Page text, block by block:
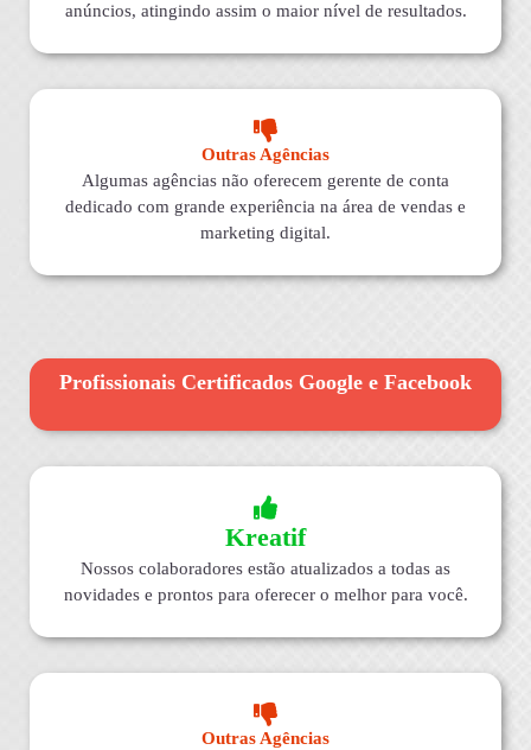
anúncios, atingindo assim o maior nível de resultados.
Outras Agências
Algumas agências não oferecem gerente de conta
dedicado com grande experiência na área de vendas e
marketing digital.
Profissionais Certificados Google e Facebook
Kreatif
Nossos colaboradores estão atualizados a todas as
novidades e prontos para oferecer o melhor para você.
Outras Agências